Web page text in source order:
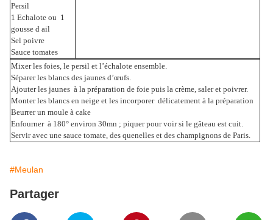
Persil
1 Echalote ou 1
gousse d ail
Sel poivre
Sauce tomates
Mixer les foies, le persil et l’échalote ensemble.
Séparer les blancs des jaunes d’œufs.
Ajouter les jaunes à la préparation de foie puis la crème, saler et poivrer.
Monter les blancs en neige et les incorporer délicatement à la préparation
Beurrer un moule à cake
Enfourner à 180° environ 30mn ; piquer pour voir si le gâteau est cuit.
Servir avec une sauce tomate, des quenelles et des champignons de Paris.
#Meulan
Partager